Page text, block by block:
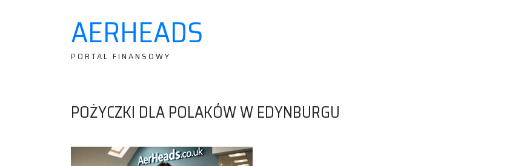
Skip
to
content
AERHEADS
PORTAL FINANSOWY
POŻYCZKI DLA POLAKÓW W EDYNBURGU